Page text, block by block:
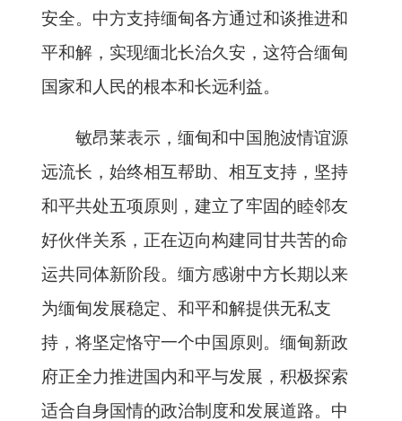
安全。中方支持缅甸各方通过和谈推进和
平和解，实现缅北长治久安，这符合缅甸
国家和人民的根本和长远利益。
敏昂莱表示，缅甸和中国胞波情谊源
远流长，始终相互帮助、相互支持，坚持
和平共处五项原则，建立了牢固的睦邻友
好伙伴关系，正在迈向构建同甘共苦的命
运共同体新阶段。缅方感谢中方长期以来
为缅甸发展稳定、和平和解提供无私支
持，将坚定恪守一个中国原则。缅甸新政
府正全力推进国内和平与发展，积极探索
适合自身国情的政治制度和发展道路。中